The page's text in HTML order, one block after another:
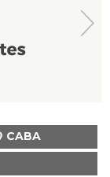
CABA